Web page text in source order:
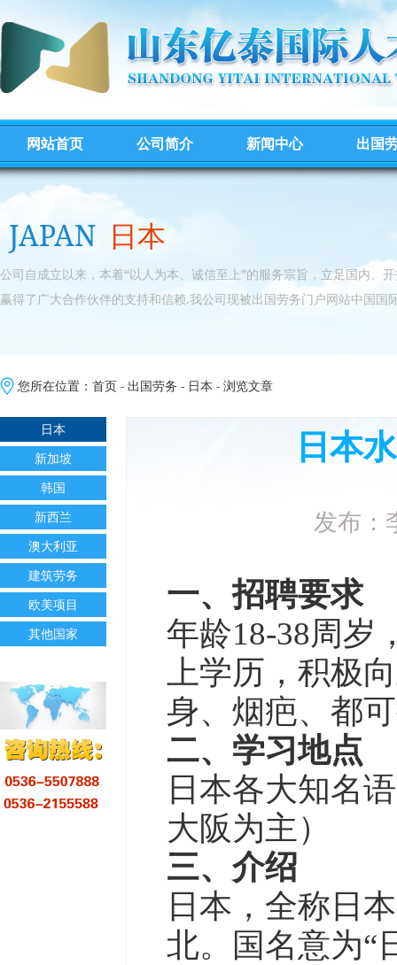
网站首页 公司简介 新闻中心 出国
JAPAN 日本
公司自成立以来，本着“以人为本、诚信至上”的服务宗旨，立足国内、
赢得了广大合作伙伴的支持和信赖.我公司现被出国劳务门户网站中国国
您所在位置： 首页 - 出国劳务 - 日本 - 浏览文章
日本
新加坡
韩国
新西兰
澳大利亚
建筑劳务
欧美项目
其他国家
日本
发布：
一、招聘要求
年龄18-38周岁
上学历，积极
身、烟疤、都
二、学习地点
日本各大知名
大阪为主）
三、介绍
日本，全称日
北。国名意为“